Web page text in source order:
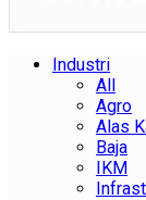
Industri
All
Agro
Alas
Baja
IKM